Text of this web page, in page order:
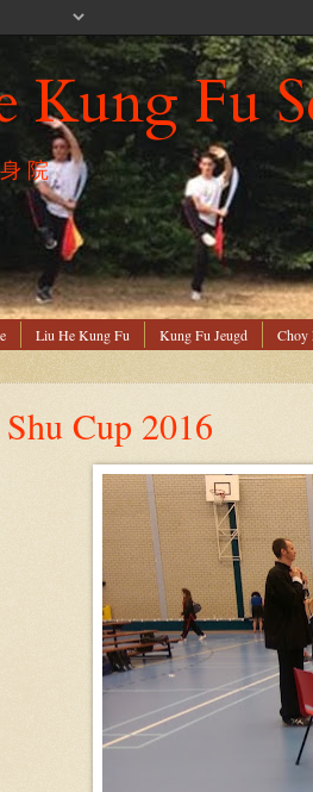
Kung Fu
院
Liu He Kung Fu Kung Fu Jeugd Choy
Cup 2016